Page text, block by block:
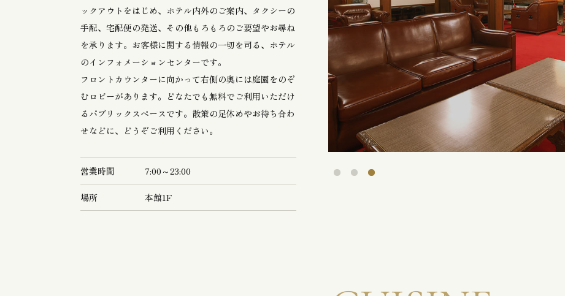
ックアウトをはじめ、ホテル内外のご案内、タクシーの
手配、宅配便の発送、その他もろもろのご要望やお尋ね
を承ります。お客様に関する情報の一切を司る、ホテル
のインフォメーションセンターです。
フロントカウンターに向かって右側の奥には庭園をのぞ
むロビーがあります。どなたでも無料でご利用いただけ
るパブリックスペースです。散策の足休めやお待ち合わ
せなどに、どうぞご利用ください。
営業時間 7:00～23:00
場所 本館1F